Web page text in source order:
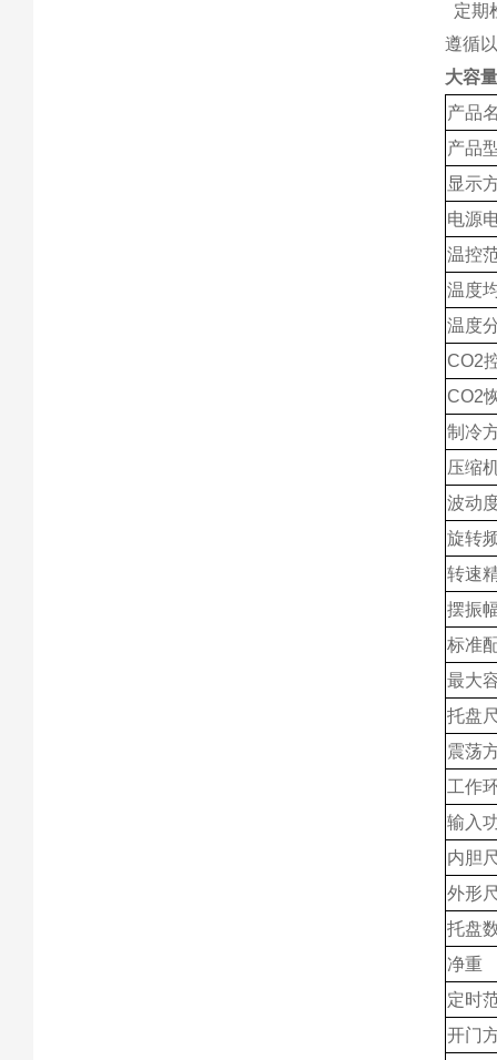
定期
遵循
大容
产品
产品
显示
电源
温控
温度
温度
CO2
CO2
制冷
压缩
波动
旋转
转速
摆振
标准
最大
托盘
震荡
工作
输入
内胆
外形
托盘
净重
定时
开门